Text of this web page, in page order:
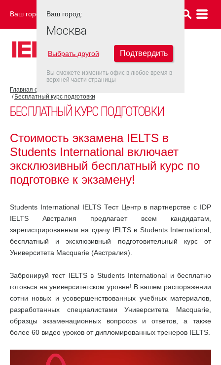
Ваш город: МОСКВА
Главная страница
Бесплатный курс подготовки
БЕСПЛАТНЫЙ КУРС ПОДГОТОВКИ
Стоимость экзамена IELTS в
Students International включает
эксклюзивный бесплатный курс по
подготовке к экзамену!
Students International IELTS Тест Центр в партнерстве с IDP
IELTS Австралия предлагает всем кандидатам,
зарегистрированным на сдачу IELTS в Students International,
бесплатный и эксклюзивный подготовительный курс от
Университета Macquarie (Австралия).
Забронируй тест IELTS в Students International и бесплатно
готовься на университетском уровне! В вашем распоряжении
сотни новых и усовершенствованных учебных материалов,
разработанных специалистами Университета Macquarie,
образцы экзаменационных вопросов и ответов, а также
более 60 видео уроков от дипломированных тренеров IELTS.
Ваш город:
Москва
Выбрать другой Подтвердить
Вы сможете изменить офис в любое время в
верхней части страницы